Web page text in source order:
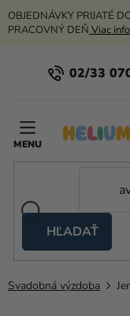
Prejsť
na
OBJEDNÁVKY PRIJATÉ
PRACOVNÝ DEŇ Viac
02/33
HĽADAŤ
stany
Kanekalon
Svadobná výzdoba